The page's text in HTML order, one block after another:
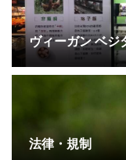
ヴィーガン ベジ
法律・規制